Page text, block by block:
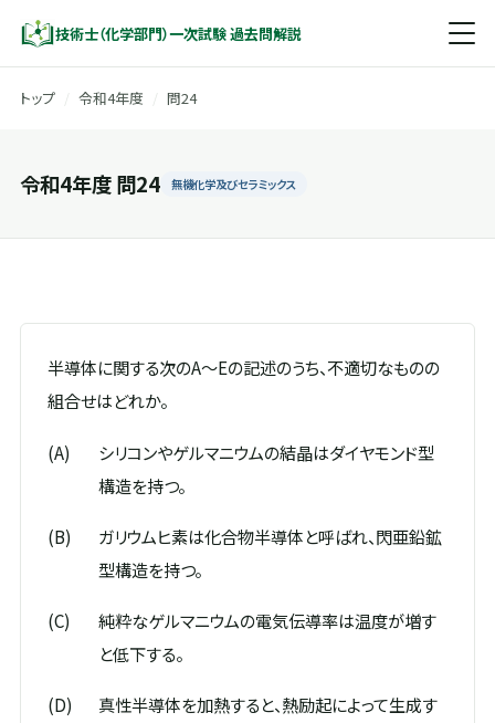
技術士（化学部門）一次試験 過去問解説
トップ 令和4年度 問24
令和4年度 問24 無機化学及びセラミックス
半導体に関する次のA～Eの記述のうち、不適切なものの
組合せはどれか。
(A)
シリコンやゲルマニウムの結晶はダイヤモンド型
構造を持つ。
(B)
ガリウムヒ素は化合物半導体と呼ばれ、閃亜鉛鉱
型構造を持つ。
(C)
純粋なゲルマニウムの電気伝導率は温度が増す
と低下する。
(D)
真性半導体を加熱すると、熱励起によって生成す